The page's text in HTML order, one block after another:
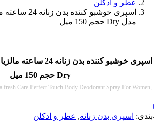
عطر و ادکلن
مدل Dry حجم 150 میل
Malizia fresh Care Perfect Touch Body Deodorant Spray For
اسپری بدن زنانه , عطر و ادکلن